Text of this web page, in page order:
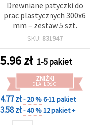
Drewniane patyczki do
prac plastycznych 300x6
mm – zestaw 5 szt.
SKU: 831947
5.96zł 1-5 pakiet
ZNIŻKI
DLA ILOŚCI
4.77 zł- 20 %6-11 pakiet
3.58 zł- 40 %12 pakiet +